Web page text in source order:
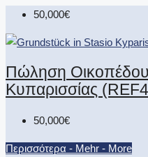
50,000€
Πώληση Οικοπέδου
Κυπαρισσίας
50,000€
Περισσότερα - Mehr - More